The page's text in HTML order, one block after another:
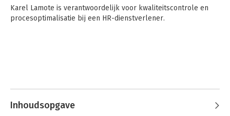
Karel Lamote is verantwoordelijk voor kwaliteitscontrole en
procesoptimalisatie bij een HR-dienstverlener.
Inhoudsopgave